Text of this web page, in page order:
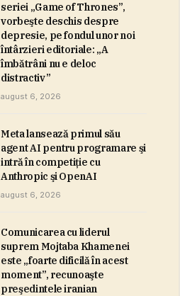
seriei „Game of Thrones”,
vorbeşte deschis despre
depresie, pe fondul unor noi
întârzieri editoriale: „A
îmbătrâni nu e deloc
distractiv”
august 6, 2026
Meta lansează primul său
agent AI pentru programare şi
intră în competiţie cu
Anthropic şi OpenAI
august 6, 2026
Comunicarea cu liderul
suprem Mojtaba Khamenei
este „foarte dificilă în acest
moment”, recunoaşte
preşedintele iranian